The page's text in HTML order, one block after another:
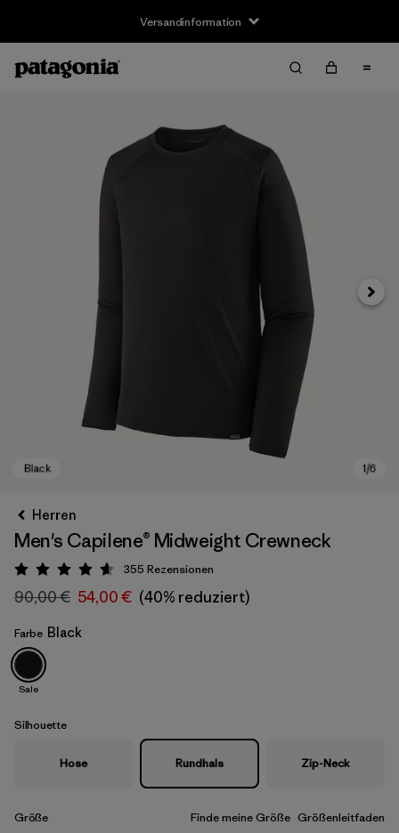
Versandinformation
Black
Herren
Men's Capilene® Midweight Crewneck
Bewertung: 4.6 / 5
355 Rezensionen
90,00 € 54,00 € (40% reduziert)
Farbe Black
Sale
Silhouette
Hose Rundhals Zip-Neck
Größe Finde meine Größe Größenleitfaden